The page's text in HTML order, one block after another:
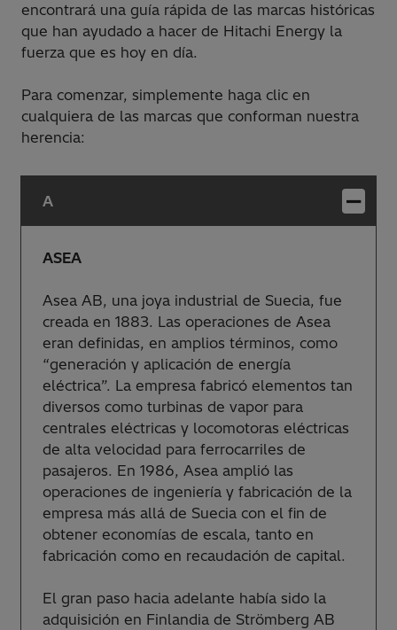
encontrará una guía rápida de las marcas históricas
que han ayudado a hacer de Hitachi Energy la
fuerza que es hoy en día.
Para comenzar, simplemente haga clic en
cualquiera de las marcas que conforman nuestra
herencia:
A
ASEA
Asea AB, una joya industrial de Suecia, fue
creada en 1883. Las operaciones de Asea
eran definidas, en amplios términos, como
“generación y aplicación de energía
eléctrica”. La empresa fabricó elementos tan
diversos como turbinas de vapor para
centrales eléctricas y locomotoras eléctricas
de alta velocidad para ferrocarriles de
pasajeros. En 1986, Asea amplió las
operaciones de ingeniería y fabricación de la
empresa más allá de Suecia con el fin de
obtener economías de escala, tanto en
fabricación como en recaudación de capital.
El gran paso hacia adelante había sido la
adquisición en Finlandia de Strömberg AB